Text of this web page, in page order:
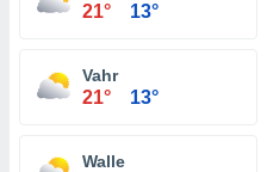
21° 13°
Vahr
21° 13°
Walle